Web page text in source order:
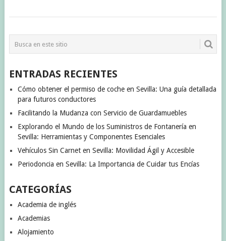
ENTRADAS RECIENTES
Cómo obtener el permiso de coche en Sevilla: Una guía detallada
para futuros conductores
Facilitando la Mudanza con Servicio de Guardamuebles
Explorando el Mundo de los Suministros de Fontanería en
Sevilla: Herramientas y Componentes Esenciales
Vehículos Sin Carnet en Sevilla: Movilidad Ágil y Accesible
Periodoncia en Sevilla: La Importancia de Cuidar tus Encías
CATEGORÍAS
Academia de inglés
Academias
Alojamiento